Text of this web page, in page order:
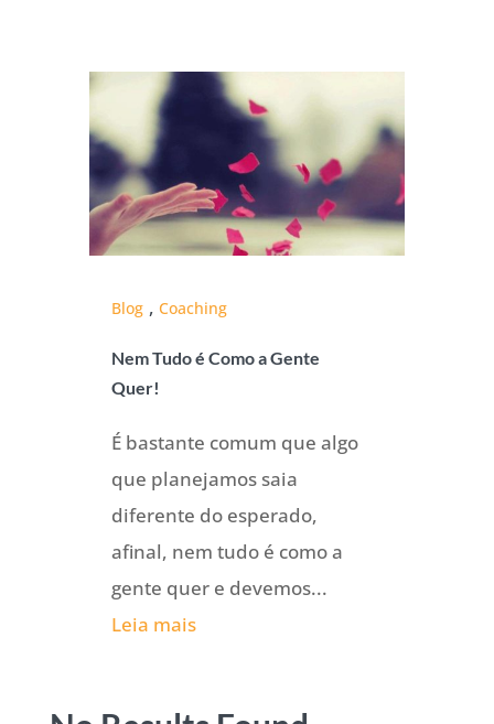
Blog , Coaching
Nem Tudo é Como a Gente
Quer!
É bastante comum que algo
que planejamos saia
diferente do esperado,
afinal, nem tudo é como a
gente quer e devemos...
Leia mais